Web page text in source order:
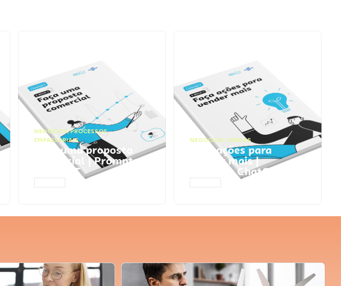
NEGÓCIOS,PROCESSOS
EMPRESARIAIS
Faça uma proposta
comercial | Prompts
ChatGPT
NEGÓCIOS, VENDAS
Faça ações para
vender mais |
Prompts ChatGPT